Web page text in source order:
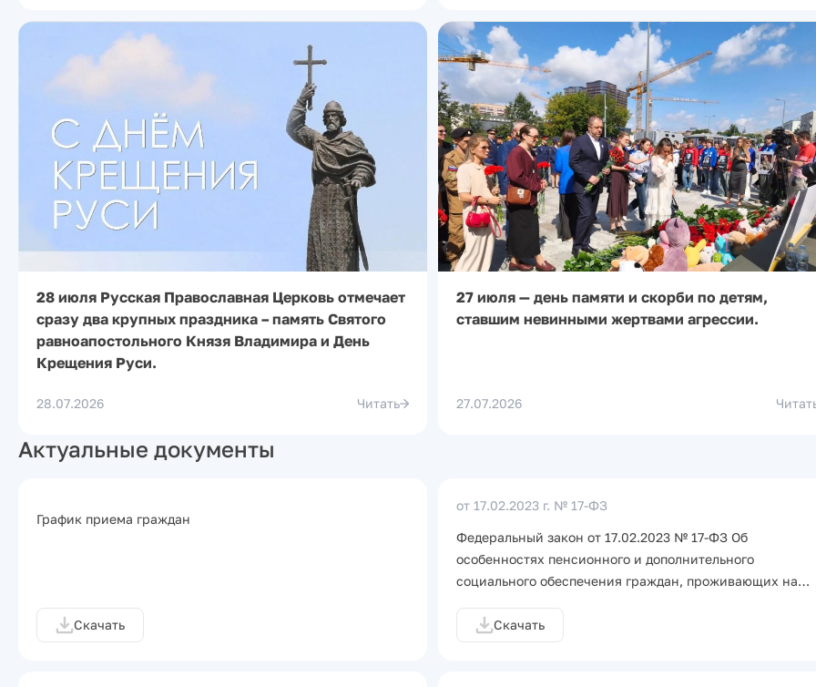
28 июля Русская Православная Церковь отмечает
сразу два крупных праздника – память Святого
равноапостольного Князя Владимира и День
Крещения Руси.
28.07.2026 Читать
27 июля — день памяти и скорби по детям,
ставшим невинными жертвами агрессии.
27.07.2026
Актуальные документы
График приема граждан
Скачать
от 17.02.2023 г. № 17-ФЗ
Федеральный закон от 17.02.2023 № 17-ФЗ Об
особенностях пенсионного и дополнительного
социального обеспечения граждан, проживающих на…
Скачать